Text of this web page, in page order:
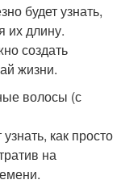
будет узнать,
их длину.
создать
жизни.
волосы (с
как просто
на